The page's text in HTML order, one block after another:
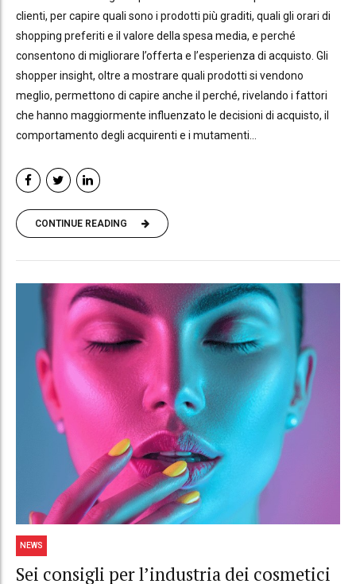
clienti, per capire quali sono i prodotti più graditi, quali gli orari di
shopping preferiti e il valore della spesa media, e perché
consentono di migliorare l’offerta e l’esperienza di acquisto. Gli
shopper insight, oltre a mostrare quali prodotti si vendono
meglio, permettono di capire anche il perché, rivelando i fattori
che hanno maggiormente influenzato le decisioni di acquisto, il
comportamento degli acquirenti e i mutamenti...
CONTINUE READING
NEWS
Sei consigli per l’industria dei cosmetici